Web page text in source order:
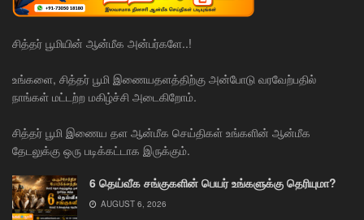
சித்தர் பூமியின் ஆன்மீக அன்பர்களே..!
உங்களை, சித்தர் பூமி இணையதளத்திற்கு அன்போடு வரவேற்பதில்
நாங்கள் மட்டற்ற மகிழ்ச்சி அடைகிறோம்.
சித்தர் பூமி இணைய தள ஆன்மீக செய்திகள் உங்களின் ஆன்மீக
தேடலுக்கு ஒரு படிக்கட்டாக இருக்கும்.
6 தெய்வீக சங்குகளின் பெயர் உங்களுக்கு தெரியுமா?
AUGUST 6, 2026